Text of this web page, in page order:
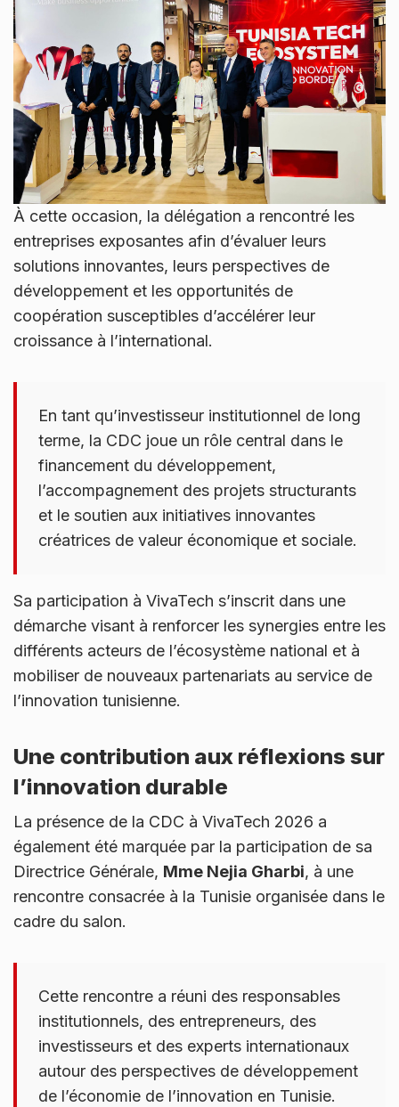
À cette occasion, la délégation a rencontré les
entreprises exposantes afin d’évaluer leurs
solutions innovantes, leurs perspectives de
développement et les opportunités de
coopération susceptibles d’accélérer leur
croissance à l’international.
En tant qu’investisseur institutionnel de long
terme, la CDC joue un rôle central dans le
financement du développement,
l’accompagnement des projets structurants
et le soutien aux initiatives innovantes
créatrices de valeur économique et sociale.
Sa participation à VivaTech s’inscrit dans une
démarche visant à renforcer les synergies entre les
différents acteurs de l’écosystème national et à
mobiliser de nouveaux partenariats au service de
l’innovation tunisienne.
Une contribution aux réflexions sur
l’innovation durable
La présence de la CDC à VivaTech 2026 a
également été marquée par la participation de sa
Directrice Générale, Mme Nejia Gharbi, à une
rencontre consacrée à la Tunisie organisée dans le
cadre du salon.
Cette rencontre a réuni des responsables
institutionnels, des entrepreneurs, des
investisseurs et des experts internationaux
autour des perspectives de développement
de l’économie de l’innovation en Tunisie.